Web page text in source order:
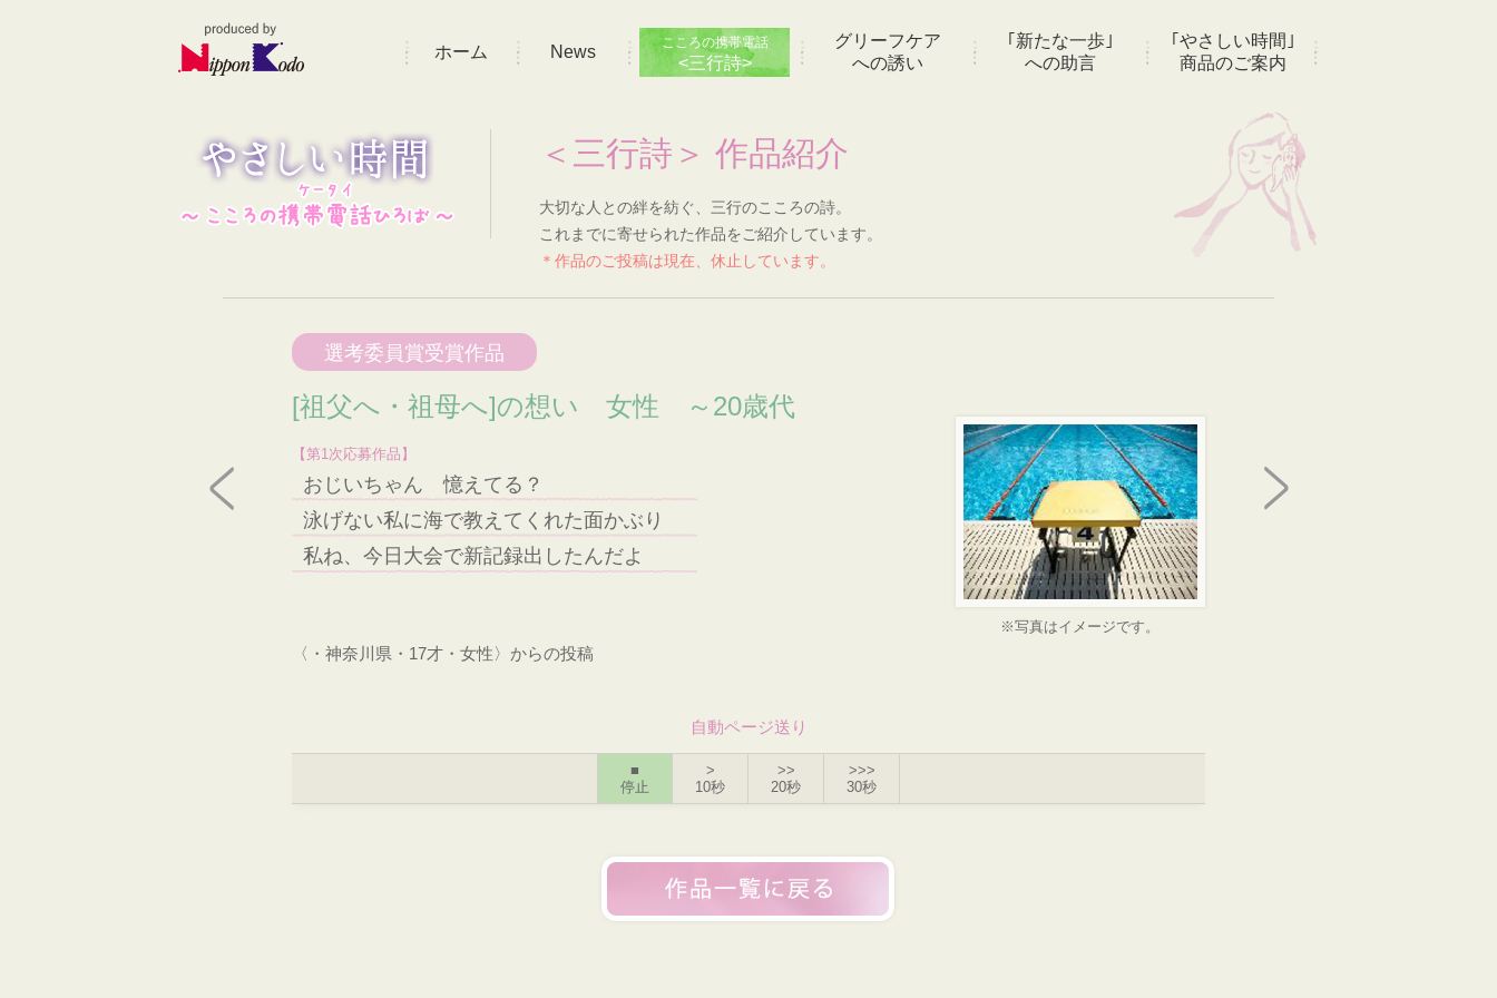
ホーム News こころの携帯電話
<三行詩>
グリーフケア
への誘い
｢新たな一歩｣
への助言
｢やさしい時間｣
商品のご案内
＜三行詩＞ 作品紹介
大切な人との絆を紡ぐ、三行のこころの詩。
これまでに寄せられた作品をご紹介しています。
＊作品のご投稿は現在、休止しています。
選考委員賞受賞作品
[祖父へ・祖母へ]の想い 女性 ～20歳代
【第1次応募作品】
おじいちゃん 憶えてる？
泳げない私に海で教えてくれた面かぶり
私ね、今日大会で新記録出したんだよ
※写真はイメージです。
〈・神奈川県・17才・女性〉からの投稿
自動ページ送り
■
停止
>
10秒
>>
20秒
>>>
30秒